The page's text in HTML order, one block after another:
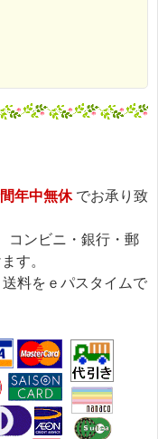
年中無休でお承り致
コンビニ・銀行・郵
す。
料をｅパスタイムで